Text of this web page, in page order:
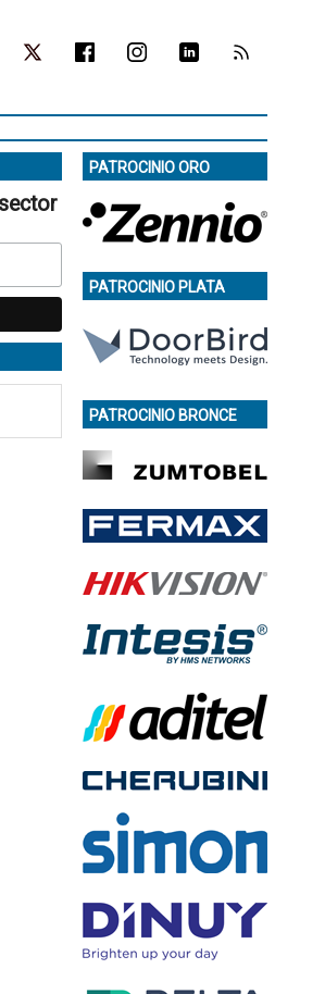
PATROCINIO ORO
PATROCINIO PLATA
PATROCINIO BRONCE